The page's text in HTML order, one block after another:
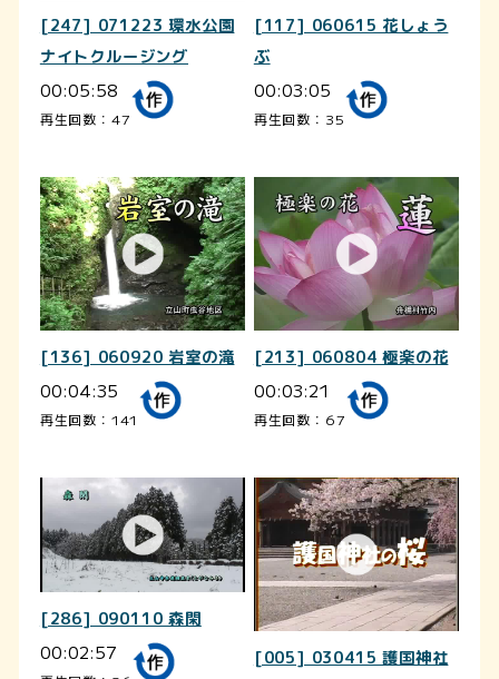
[247] 071223 環水公園
ナイトクルージング
00:05:58
再生回数：47
[117] 060615 花しょう
ぶ
00:03:05
再生回数：35
[136] 060920 岩室の滝
00:04:35
再生回数：141
[213] 060804 極楽の花
00:03:21
再生回数：67
[286] 090110 森閑
00:02:57
[005] 030415 護国神社